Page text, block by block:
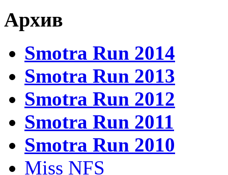
Архив
Smotra Run 2014
Smotra Run 2013
Smotra Run 2012
Smotra Run 2011
Smotra Run 2010
Miss NFS